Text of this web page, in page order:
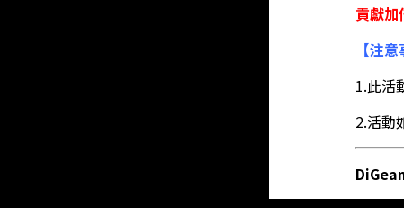
貢獻加
【注
1.此活
2.活動